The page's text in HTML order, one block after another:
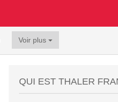
Voir plus
QUI EST THALER